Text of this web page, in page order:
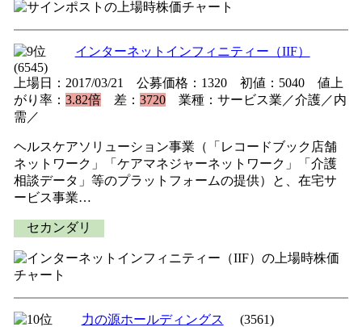
インターネットインフィニティー（IIF）
(6545)
上場日：2017/03/21 公募価格：1320 初値：5040 値上
がり率： 3.82倍差： 3720業種：サービス業／介護／内
需／
ヘルスケアソリューション事業（「レコードブック店舗
ネットワーク」「ケアマネジャーネットワーク」「介護
相談データ」等のプラットフォームの提供）と、在宅サ
ービス事業…
セカンダリ
力の源ホールディングス
(3561)